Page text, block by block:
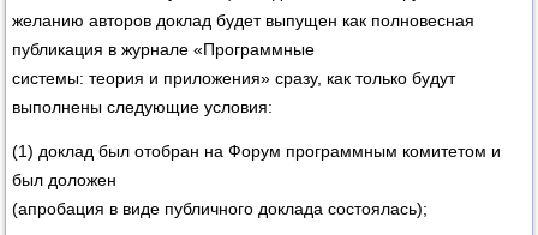
желанию авторов доклад будет выпущен как полновесная
публикация в журнале «Программные
системы: теория и приложения» сразу, как только будут
выполнены следующие условия:
(1) доклад был отобран на Форум программным комитетом и
был доложен
(апробация в виде публичного доклада состоялась);